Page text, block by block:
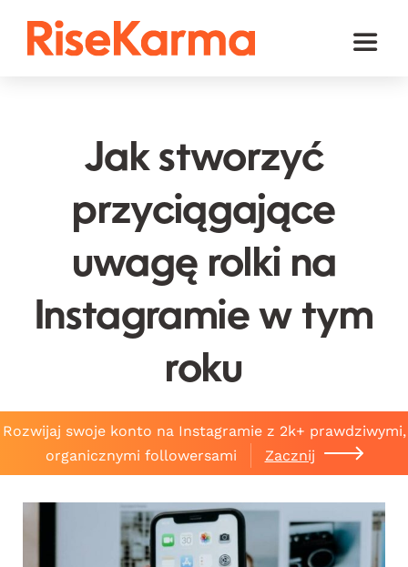
Toggle
YouTube
Twitter (𝕏)
Inne
Jak stworzyć
przyciągające
uwagę rolki na
Instagramie w tym
roku
Rozwijaj swoje konto na Instagramie z 2k+ prawdziwymi,
organicznymi followersami
Zacznij